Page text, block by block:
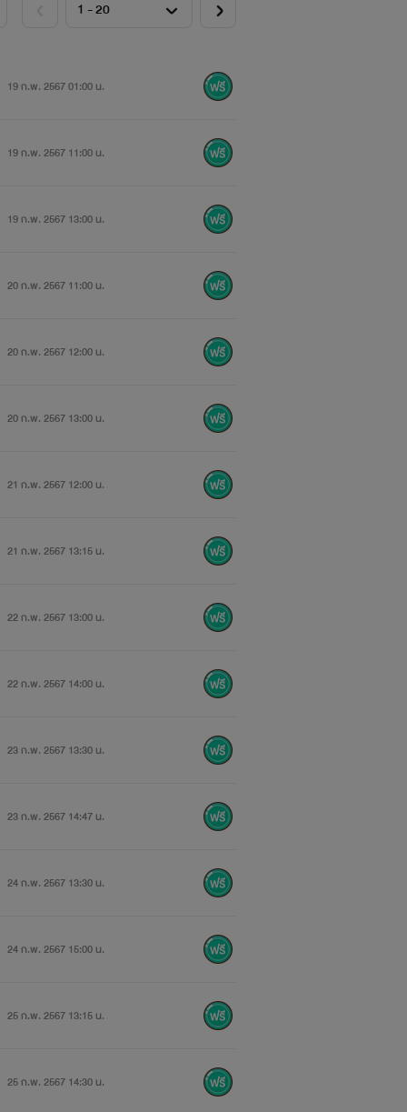
19 ก.พ. 2567 01:00 น.
19 ก.พ. 2567 11:00 น.
19 ก.พ. 2567 13:00 น.
20 ก.พ. 2567 11:00 น.
20 ก.พ. 2567 12:00 น.
20 ก.พ. 2567 13:00 น.
21 ก.พ. 2567 12:00 น.
21 ก.พ. 2567 13:15 น.
22 ก.พ. 2567 13:00 น.
22 ก.พ. 2567 14:00 น.
23 ก.พ. 2567 13:30 น.
23 ก.พ. 2567 14:47 น.
24 ก.พ. 2567 13:30 น.
24 ก.พ. 2567 15:00 น.
25 ก.พ. 2567 13:15 น.
25 ก.พ. 2567 14:30 น.